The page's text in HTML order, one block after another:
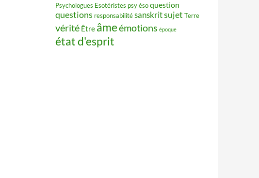
Psychologues Esotéristes psy ésoquestion
questions responsabilitésanskritsujet Terre
vérité Être âmeémotions époque
état d'esprit